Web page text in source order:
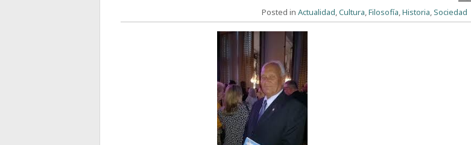
Posted inActualidad,Cultura,Filosofía,Historia,Sociedad